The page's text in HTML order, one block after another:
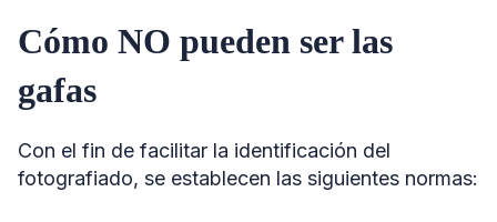
Cómo NO pueden ser las
gafas
Con el fin de facilitar la identificación del
fotografiado, se establecen las siguientes normas: